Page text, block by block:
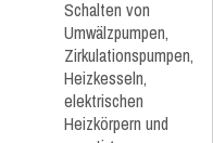
Schalten von
Umwälzpumpen,
Zirkulationspumpen,
Heizkesseln,
elektrischen
Heizkörpern und